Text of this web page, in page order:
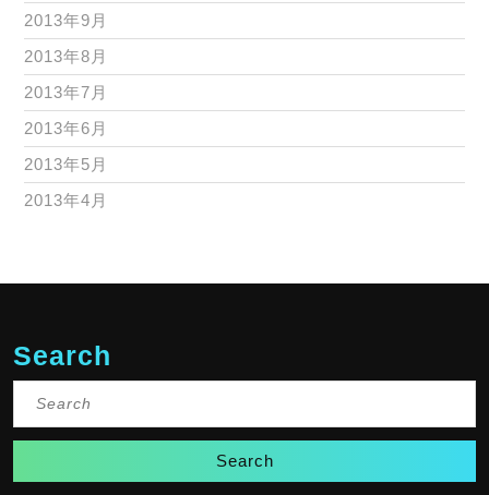
2013年9月
2013年8月
2013年7月
2013年6月
2013年5月
2013年4月
Search